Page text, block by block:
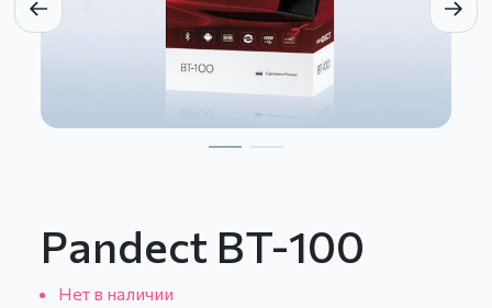
Pandect BT-100
Нет в наличии